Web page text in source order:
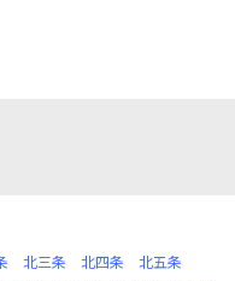
北三条 北四条
北五条